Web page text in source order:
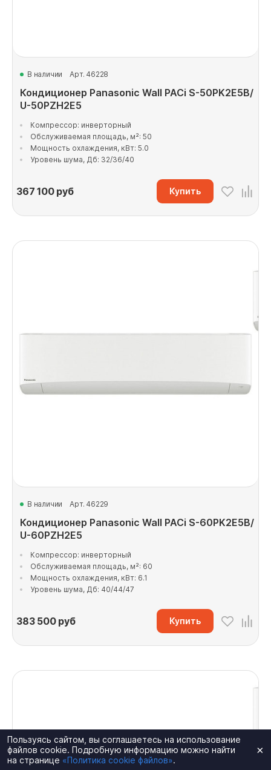
В наличии Арт. 46228
Кондиционер Panasonic Wall PACi S-50PK2E5B/
U-50PZH2E5
Компрессор: инверторный
Обслуживаемая площадь, м²: 50
Мощность охлаждения, кВт: 5.0
Уровень шума, Дб: 32/36/40
367 100руб Купить
В наличии Арт. 46229
Кондиционер Panasonic Wall PACi S-60PK2E5B/
U-60PZH2E5
Компрессор: инверторный
Обслуживаемая площадь, м²: 60
Мощность охлаждения, кВт: 6.1
Уровень шума, Дб: 40/44/47
383 500руб Купить
×
Пользуясь сайтом, вы соглашаетесь на использование
файлов cookie. Подробную информацию можно найти
на странице «Политика cookie файлов».